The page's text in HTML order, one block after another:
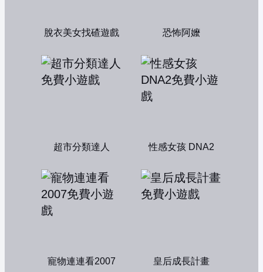
脫衣美女找碴遊戲 恐怖阿嬤
超市分類達人 性感女孩 DNA2
寵物連連看2007 皇后成長計畫